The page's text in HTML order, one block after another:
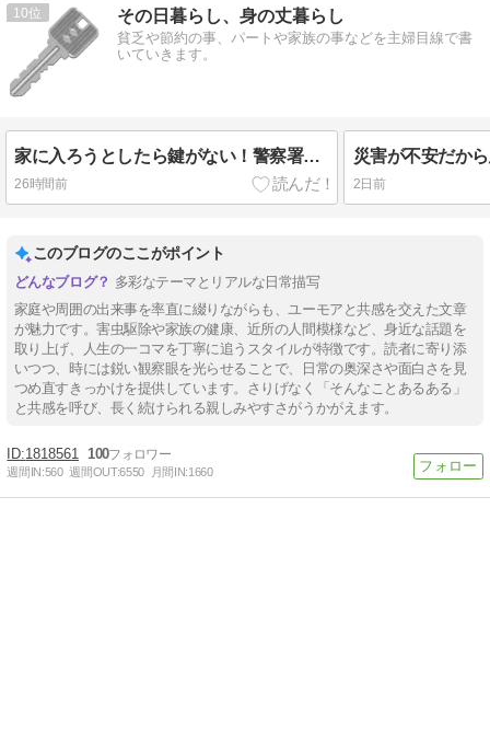
10 その日暮らし、身の丈暮らし
貧乏や節約の事、パートや家族の事などを主婦目線で書
いていきます。
家に入ろうとしたら鍵がない！警察署に問い合わせたものの…
26時間前 2日前
このブログのここがポイント
多彩なテーマとリアルな日常描写
家庭や周囲の出来事を率直に綴りながらも、ユーモアと共感を交えた文章
が魅力です。害虫駆除や家族の健康、近所の人間模様など、身近な話題を
取り上げ、人生の一コマを丁寧に追うスタイルが特徴です。読者に寄り添
いつつ、時には鋭い観察眼を光らせることで、日常の奥深さや面白さを見
つめ直すきっかけを提供しています。さりげなく「そんなことあるある」
と共感を呼び、長く続けられる親しみやすさがうかがえます。
1818561 100
週間IN:560 週間OUT:6550 月間IN:1660